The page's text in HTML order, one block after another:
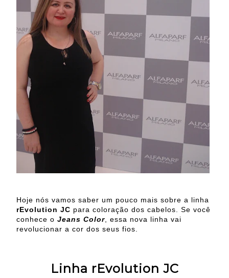
Hoje nós vamos saber um pouco mais sobre a linha
rEvolution JC para coloração dos cabelos. Se você
conhece o Jeans Color , essa nova linha vai
revolucionar a cor dos seus fios.
Linha rEvolution JC